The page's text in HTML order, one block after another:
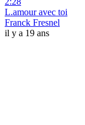
L.amour avec toi
Franck Fresnel
il y a 19 ans